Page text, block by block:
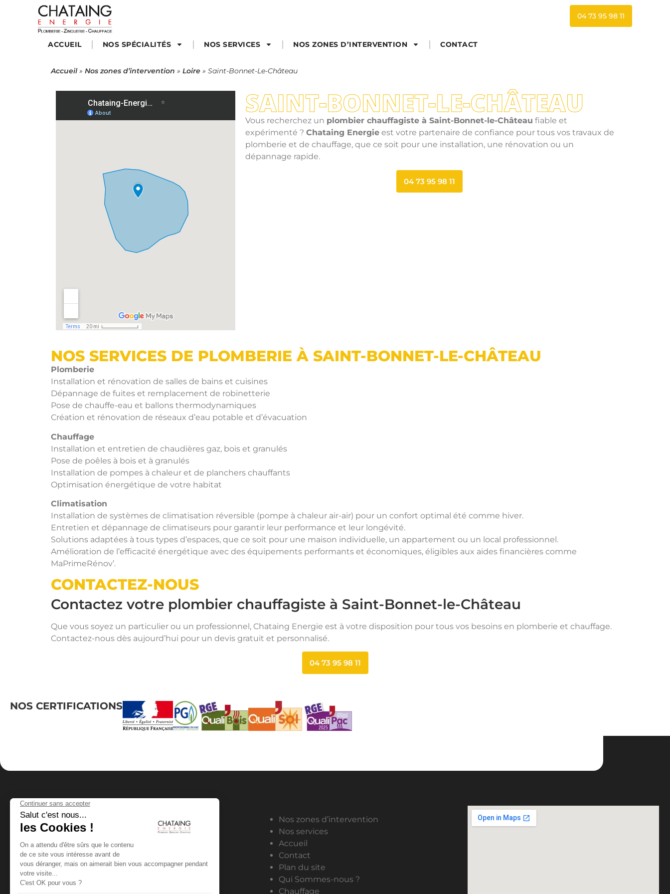
ACCUEIL NOS SPÉCIALITÉS NOS SERVICES NOS ZONES D’INTERVENTION CONTACT
04 73 95 98 11
Accueil » Nos zones d’intervention » Loire » Saint-Bonnet-Le-Château
SAINT-BONNET-LE-CHÂTEAU
Vous recherchez un plombier chauffagiste à Saint-Bonnet-le-Château fiable et
expérimenté ? Chataing Energieest votre partenaire de confiance pour tous vos travaux de
plomberie et de chauffage, que ce soit pour une installation, une rénovation ou un
dépannage rapide.
04 73 95 98 11
NOS SERVICES DE PLOMBERIE À SAINT-BONNET-LE-CHÂTEAU
Plomberie
Installation et rénovation de salles de bains et cuisines
Dépannage de fuites et remplacement de robinetterie
Pose de chauffe-eau et ballons thermodynamiques
Création et rénovation de réseaux d’eau potable et d’évacuation
Chauffage
Installation et entretien de chaudières gaz, bois et granulés
Pose de poêles à bois et à granulés
Installation de pompes à chaleur et de planchers chauffants
Optimisation énergétique de votre habitat
Climatisation
Installation de systèmes de climatisation réversible (pompe à chaleur air-air) pour un confort optimal été comme hiver.
Entretien et dépannage de climatiseurs pour garantir leur performance et leur longévité.
Solutions adaptées à tous types d’espaces, que ce soit pour une maison individuelle, un appartement ou un local professionnel.
Amélioration de l’efficacité énergétique avec des équipements performants et économiques, éligibles aux aides financières comme
MaPrimeRénov’.
CONTACTEZ-NOUS
Contactez votre plombier chauffagiste à Saint-Bonnet-le-Château
Que vous soyez un particulier ou un professionnel, Chataing Energie est à votre disposition pour tous vos besoins en plomberie et chauffage.
Contactez-nous dès aujourd’hui pour un devis gratuit et personnalisé.
04 73 95 98 11
NOS CERTIFICATIONS
CHATAING ÉNERGIE
63840 SAILLANT
Nos zones d’intervention
Nos services
Accueil
Contact
Plan du site
Qui Sommes-nous ?
Chauffage